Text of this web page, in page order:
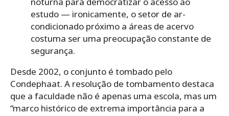
estudo — ironicamente, o setor de ar-
condicionado próximo a áreas de acervo
costuma ser uma preocupação constante de
segurança.
Desde 2002, o conjunto é tombado pelo
Condephaat. A resolução de tombamento destaca
que a faculdade não é apenas uma escola, mas um
“marco histórico de extrema importância para a